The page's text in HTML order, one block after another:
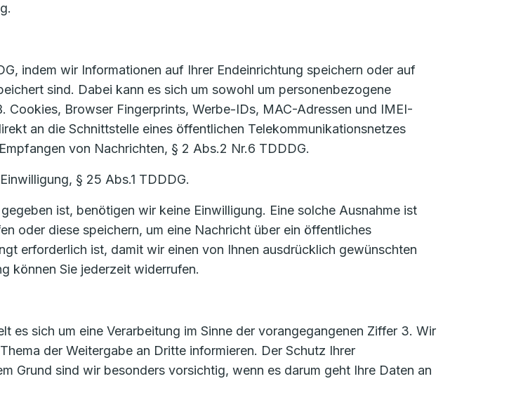
indem wir Informationen auf Ihrer Endeinrichtung speichern oder auf
sind. Dabei kann es sich um sowohl um personenbezogene
Browser Fingerprints, Werbe-IDs, MAC-Adressen und IMEI-
an die Schnittstelle eines öffentlichen Telekommunikationsnetzes
von Nachrichten, § 2 Abs.2 Nr.6 TDDDG.
§ 25 Abs.1 TDDDG.
ist, benötigen wir keine Einwilligung. Eine solche Ausnahme ist
oder diese speichern, um eine Nachricht über ein öffentliches
erforderlich ist, damit wir einen von Ihnen ausdrücklich gewünschten
können Sie jederzeit widerrufen.
es sich um eine Verarbeitung im Sinne der vorangegangenen Ziffer 3. Wir
der Weitergabe an Dritte informieren. Der Schutz Ihrer
Grund sind wir besonders vorsichtig, wenn es darum geht Ihre Daten an